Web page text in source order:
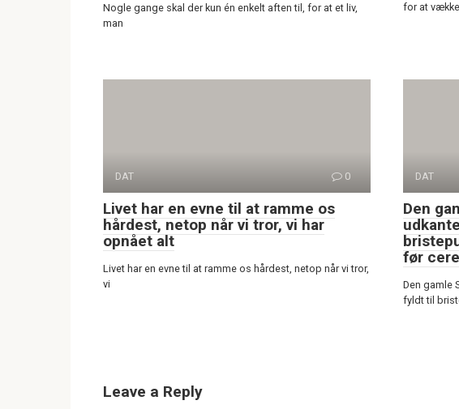
Nogle gange skal der kun én enkelt aften til, for at et liv,
man
for at vække
DAT 0
Livet har en evne til at ramme os
hårdest, netop når vi tror, vi har
opnået alt
Livet har en evne til at ramme os hårdest, netop når vi tror,
vi
DAT
Den
før
Den gamle
fyldt til
Leave a Reply